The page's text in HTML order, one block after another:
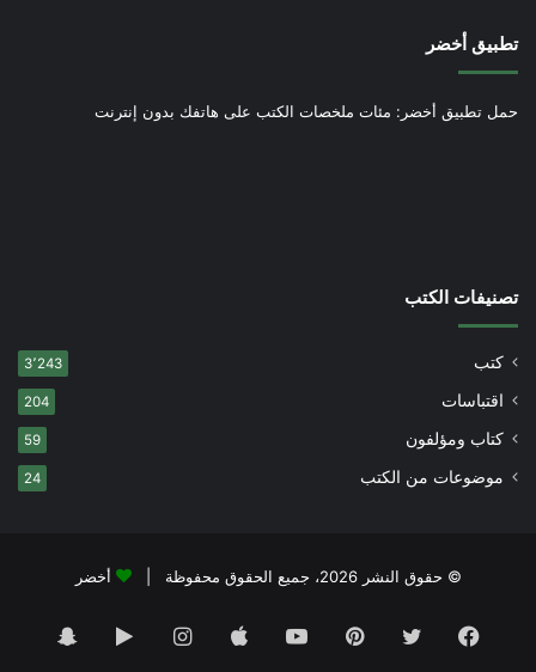
تطبيق أخضر
حمل تطبيق أخضر: مئات ملخصات الكتب على هاتفك بدون إنترنت
تصنيفات الكتب
كتب 3٬243
اقتباسات 204
كتاب ومؤلفون 59
موضوعات من الكتب 24
© حقوق النشر 2026، جميع الحقوق محفوظة | أخضر
فيسبوك تويتر بينتيريستيوتيوب انستقرام‏Googleسناب